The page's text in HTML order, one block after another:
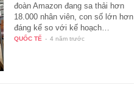
đoàn Amazon đang sa thải hơn
18.000 nhân viên, con số lớn hơn
đáng kể so với kế hoạch…
QUỐC TẾ - 4 năm trước